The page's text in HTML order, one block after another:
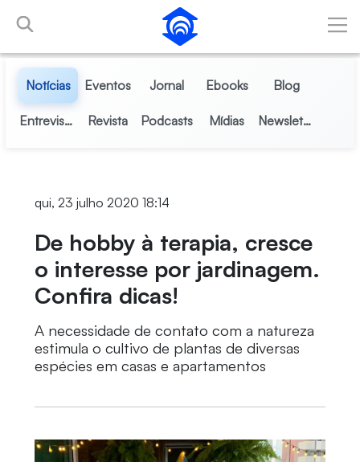
Pular para o Conteúdo principal
Notícias Eventos Jornal Ebooks Blog
Entrevistas Revista Podcasts Mídias Newsletter
qui, 23 julho 2020 18:14
De hobby à terapia, cresce
o interesse por jardinagem.
Confira dicas!
A necessidade de contato com a natureza
estimula o cultivo de plantas de diversas
espécies em casas e apartamentos